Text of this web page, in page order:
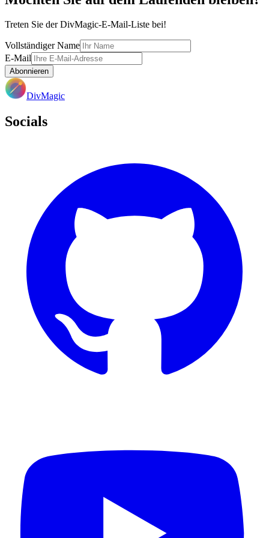
Treten Sie der DivMagic-E-Mail-Liste bei!
Vollständiger Name
E-Mail
Abonnieren
DivMagic
Socials